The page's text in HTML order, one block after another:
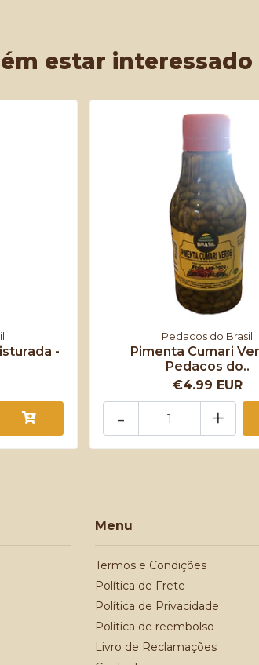
estar interessado
-
Pedacos do Brasil
Pimenta Cumari
Pedacos do..
€4.99 EUR
+
-
Menu
Termos e Condições
Política de Frete
Política de Privacidade
Politica de reembolso
Livro de Reclamações